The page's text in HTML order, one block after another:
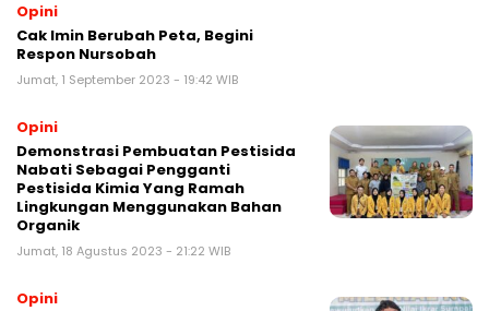
Opini
Cak Imin Berubah Peta, Begini
Respon Nursobah
Jumat, 1 September 2023 - 19:42 WIB
Opini
Demonstrasi Pembuatan Pestisida
Nabati Sebagai Pengganti
Pestisida Kimia Yang Ramah
Lingkungan Menggunakan Bahan
Organik
Jumat, 18 Agustus 2023 - 21:22 WIB
Opini